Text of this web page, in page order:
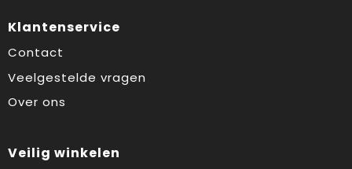
Klantenservice
Contact
Veelgestelde vragen
Over ons
Veilig winkelen